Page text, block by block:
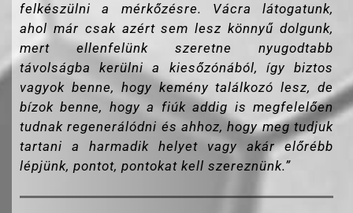
felkészülni a mérkőzésre. Vácra látogatunk,
ahol már csak azért sem lesz könnyű dolgunk,
mert ellenfelünk szeretne nyugodtabb
távolságba kerülni a kiesőzónából, így biztos
vagyok benne, hogy kemény találkozó lesz, de
bízok benne, hogy a fiúk addig is megfelelően
tudnak regenerálódni és ahhoz, hogy meg tudjuk
tartani a harmadik helyet vagy akár előrébb
lépjünk, pontot, pontokat kell szereznünk.”